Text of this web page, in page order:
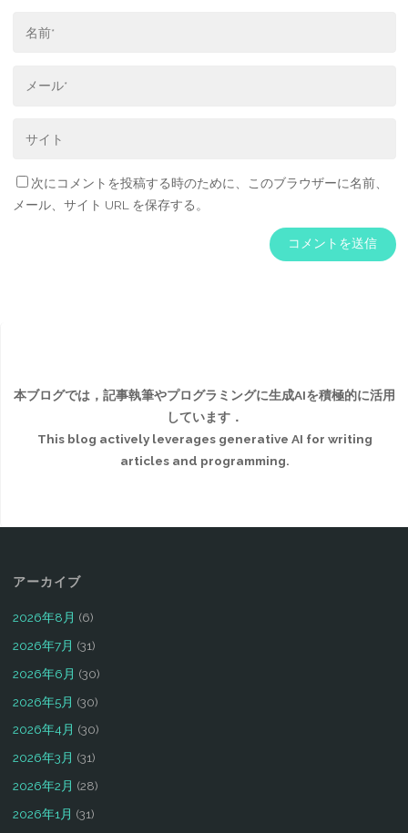
次にコメントを投稿する時のために、このブラウザーに名前、
メール、サイト URL を保存する。
本ブログでは，記事執筆やプログラミングに生成AIを積極的に活用
しています．
This blog actively leverages generative AI for writing
articles and programming.
アーカイブ
2026年8月 (6)
2026年7月 (31)
2026年6月 (30)
2026年5月 (30)
2026年4月 (30)
2026年3月 (31)
2026年2月 (28)
2026年1月 (31)